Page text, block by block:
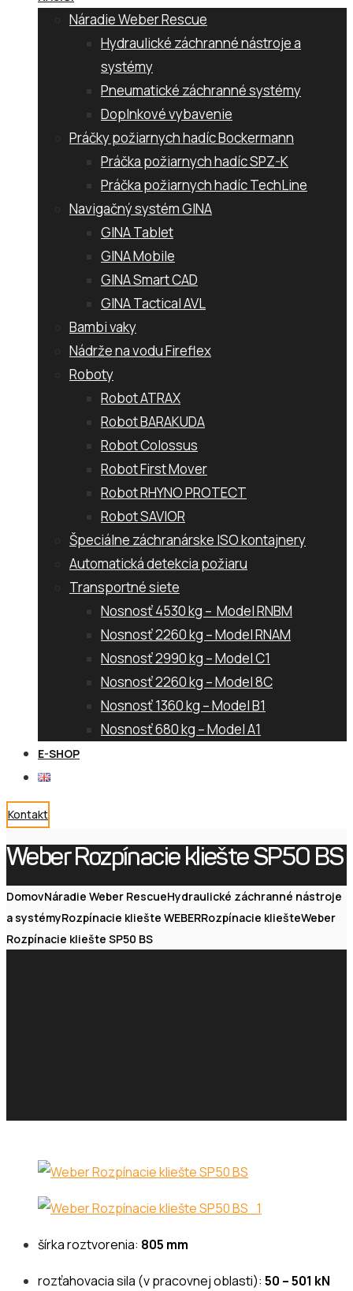
Náradie Weber Rescue
Hydraulické záchranné nástroje a
systémy
Pneumatické záchranné systémy
Doplnkové vybavenie
Práčky požiarnych hadíc Bockermann
Práčka požiarnych hadíc SPZ-K
Práčka požiarnych hadíc TechLine
Navigačný systém GINA
GINA Tablet
GINA Mobile
GINA Smart CAD
GINA Tactical AVL
Bambi vaky
Nádrže na vodu Fireflex
Roboty
Robot ATRAX
Robot BARAKUDA
Robot Colossus
Robot First Mover
Robot RHYNO PROTECT
Robot SAVIOR
Špeciálne záchranárske ISO kontajnery
Automatická detekcia požiaru
Transportné siete
Nosnosť 4530 kg – Model RNBM
Nosnosť 2260 kg – Model RNAM
Nosnosť 2990 kg – Model C1
Nosnosť 2260 kg – Model 8C
Nosnosť 1360 kg – Model B1
Nosnosť 680 kg – Model A1
E-SHOP
Kontakt
Weber Rozpínacie kliešte SP50 BS
DomovNáradie Weber RescueHydraulické záchranné nástroje
a systémyRozpínacie kliešte WEBERRozpínacie kliešteWeber
Rozpínacie kliešte SP50 BS
šírka roztvorenia: 805 mm
rozťahovacia sila (v pracovnej oblasti): 50 – 501 kN